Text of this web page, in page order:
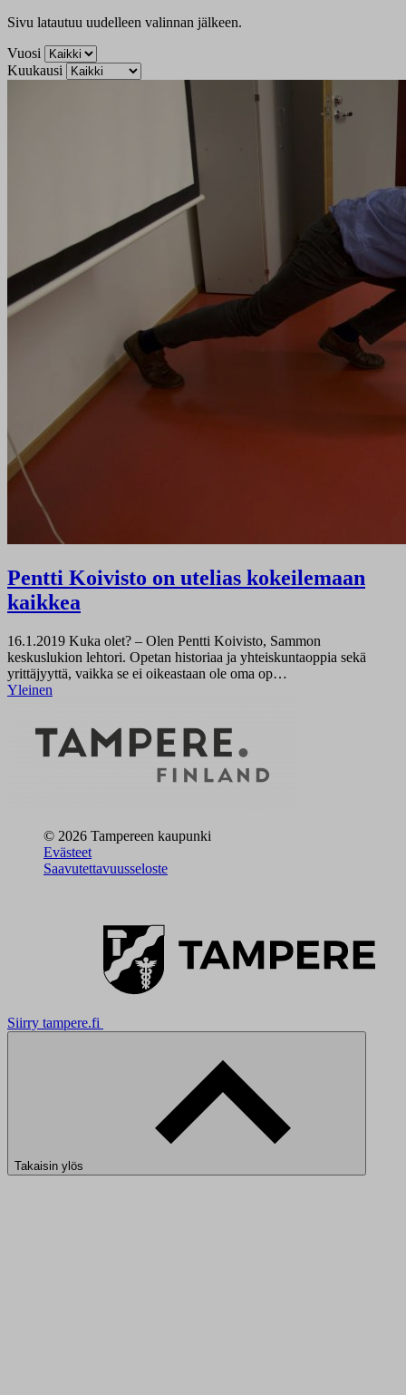
Sivu latautuu uudelleen valinnan jälkeen.
Vuosi
Kuukausi
Pentti Koivisto on utelias kokeilemaan
kaikkea
16.1.2019 Kuka olet? – Olen Pentti Koivisto, Sammon
keskuslukion lehtori. Opetan historiaa ja yhteiskuntaoppia sekä
yrittäjyyttä, vaikka se ei oikeastaan ole oma op…
Yleinen
© 2026 Tampereen kaupunki
Evästeet
Saavutettavuusseloste
Siirry tampere.fi
Takaisin ylös